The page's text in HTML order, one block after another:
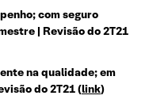
com seguro
| Revisão do 2T21
na qualidade; em
do 2T21(link)